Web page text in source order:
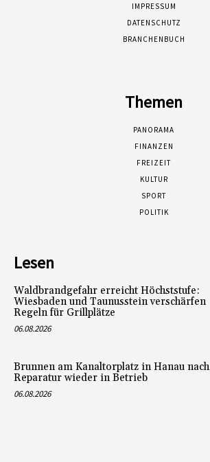
IMPRESSUM
DATENSCHUTZ
BRANCHENBUCH
Themen
PANORAMA
FINANZEN
FREIZEIT
KULTUR
SPORT
POLITIK
Lesen
Waldbrandgefahr erreicht Höchststufe:
Wiesbaden und Taunusstein verschärfen
Regeln für Grillplätze
06.08.2026
Brunnen am Kanaltorplatz in Hanau nach
Reparatur wieder in Betrieb
06.08.2026